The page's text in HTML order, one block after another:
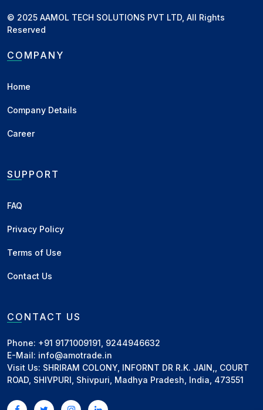
निर्धारित दस्तावेज जमा करने होंगे।
सरकार ने स्पष्ट किया है कि निर्यात की अनुमति मिलने के बाद यह
से कम
अंतिम मात्रा का निर्धारण एक विशेष
रिकॉर्ड और घरेलू उपलब्धता जैसे पहलुओं की समीक्षा करेगी।
हालांकि, सरकार ने यह भी साफ किया है कि
मांग के अनुसार पहले की तरह निर्यात कर सकेंगी। इसके अलावा,
पर कोई समझौता नहीं किया जाएगा।
प्रोसेसर और निर्यातकों
वाले दिनों में इस निर्णय का असर आटा-मैदा उद्योग और गेहूं आधारित
Related News
रिकॉर्ड स्तर पर पहुँचा देश का चावल और
© 2025 AAMOL TECH SOLUTIONS PVT LTD, All Rights
Reserved
COMPANY
Home
Company Details
Career
SUPPORT
FAQ
Privacy Policy
Terms of Use
Contact Us
CONTACT US
Phone: +91 9171009191, 9244946632
E-Mail: info@amotrade.in
Visit Us: SHRIRAM COLONY, INFORNT DR R.K. JAIN,, COURT
ROAD, SHIVPURI, Shivpuri, Madhya Pradesh, India, 473551